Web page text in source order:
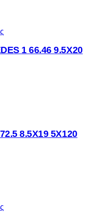
1 66.46 9.5X20
8.5X19 5X120